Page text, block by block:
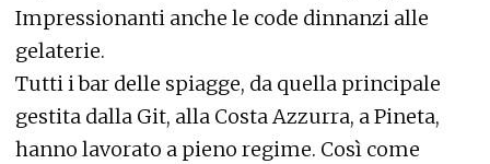
Impressionanti anche le code dinnanzi alle
gelaterie.
Tutti i bar delle spiagge, da quella principale
gestita dalla Git, alla Costa Azzurra, a Pineta,
hanno lavorato a pieno regime. Così come